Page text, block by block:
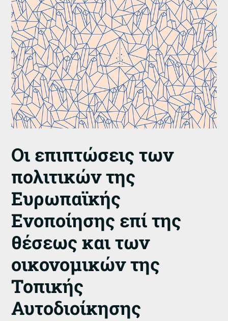
Οι επιπτώσεις των
πολιτικών της
Ευρωπαϊκής
Ενοποίησης επί της
θέσεως και των
οικονομικών της
Τοπικής
Αυτοδιοίκησης